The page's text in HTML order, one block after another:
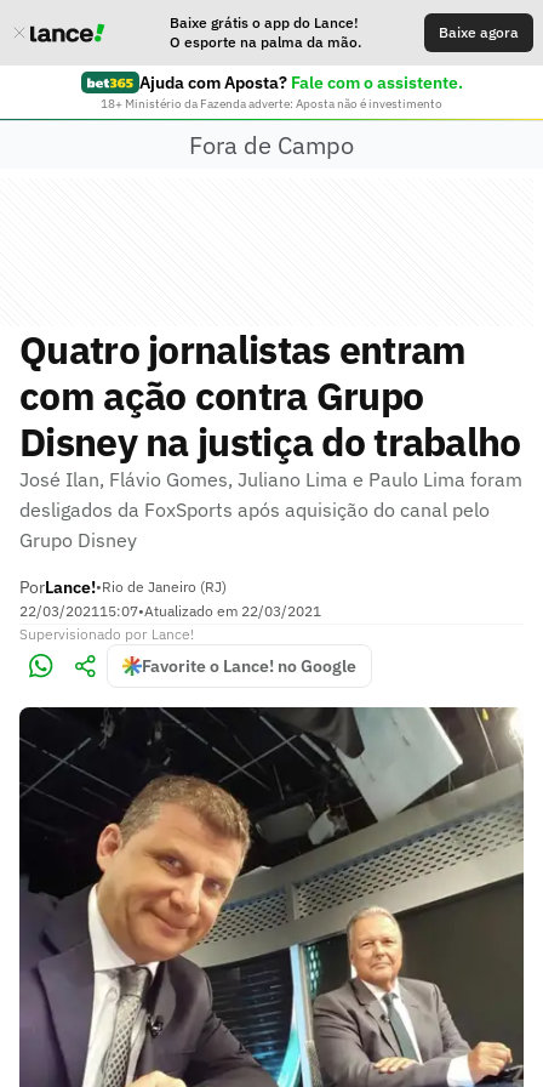
Baixe grátis o app do Lance!
O esporte na palma da mão.
Baixe agora
Ajuda com Aposta? Fale com o assistente.
18+ Ministério da Fazenda adverte: Aposta não é investimento
Fora de Campo
Quatro jornalistas entram
com ação contra Grupo
Disney na justiça do trabalho
José Ilan, Flávio Gomes, Juliano Lima e Paulo Lima foram
desligados da FoxSports após aquisição do canal pelo
Grupo Disney
PorLance!•Rio de Janeiro (RJ)
22/03/202115:07•Atualizado em 22/03/2021
Supervisionado por Lance!
Favorite o Lance! no Google